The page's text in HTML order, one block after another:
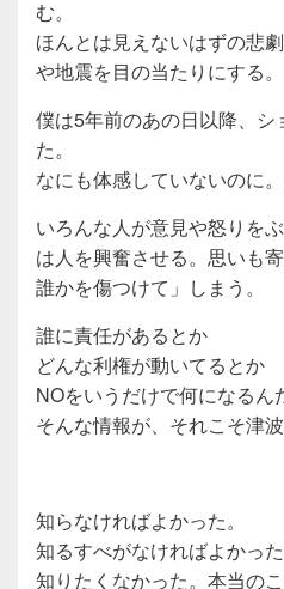
む。
ほんとは見えないはずの悲
や地震を目の当たりにする。
僕は5年前のあの日以降、シ
た。
なにも体感していないのに。
いろんな人が意見や怒りを
は人を興奮させる。思いも
誰かを傷つけて」しまう。
誰に責任があるとか
どんな利権が動いてるとか
NOをいうだけで何になるん
そんな情報が、それこそ津
知らなければよかった。
知るすべがなければよかった
知りたくなかった。本当のこ